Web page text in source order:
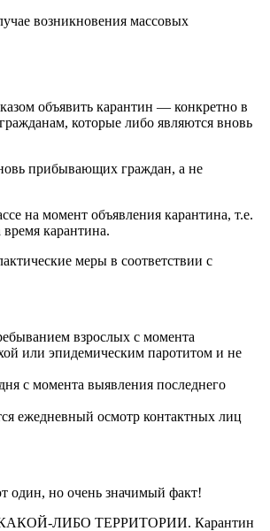
возникновения массовых
объявить карантин — конкретно в
которые либо являются вновь
прибывающих граждан, а не
на момент объявления карантина, т.е.
карантина.
меры в соответствии с
взрослых с момента
или эпидемическим паротитом и не
с момента выявления последнего
ежедневный осмотр контактных лиц
но очень значимый факт!
КАКОЙ-ЛИБО ТЕРРИТОРИИ. Карантин